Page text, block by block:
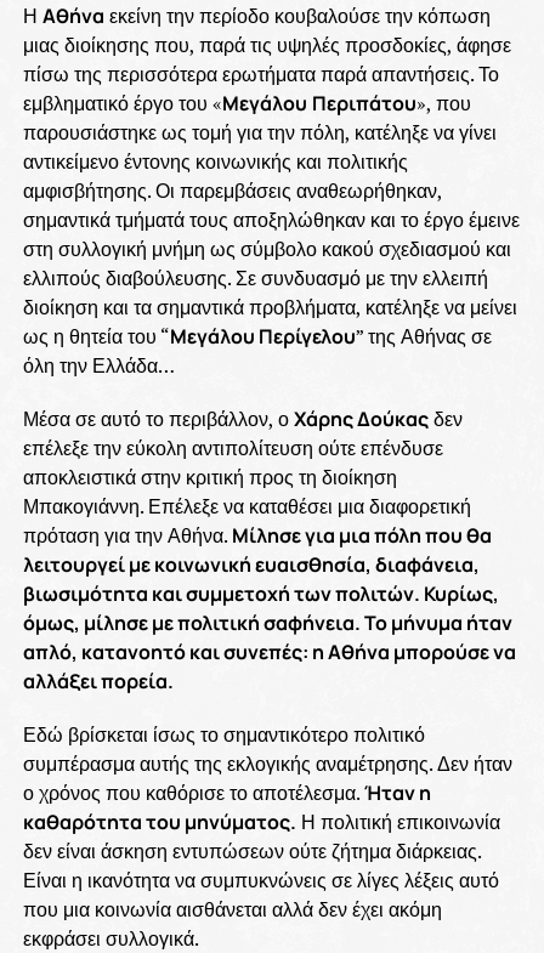
Η Αθήνα εκείνη την περίοδο κουβαλούσε την κόπωση
μιας διοίκησης που, παρά τις υψηλές προσδοκίες, άφησε
πίσω της περισσότερα ερωτήματα παρά απαντήσεις. Το
εμβληματικό έργο του «Μεγάλου Περιπάτου», που
παρουσιάστηκε ως τομή για την πόλη, κατέληξε να γίνει
αντικείμενο έντονης κοινωνικής και πολιτικής
αμφισβήτησης. Οι παρεμβάσεις αναθεωρήθηκαν,
σημαντικά τμήματά τους αποξηλώθηκαν και το έργο έμεινε
στη συλλογική μνήμη ως σύμβολο κακού σχεδιασμού και
ελλιπούς διαβούλευσης. Σε συνδυασμό με την ελλειπή
διοίκηση και τα σημαντικά προβλήματα, κατέληξε να μείνει
ως η θητεία του “Μεγάλου Περίγελου” της Αθήνας σε
όλη την Ελλάδα…
Μέσα σε αυτό το περιβάλλον, οΧάρης Δούκαςδεν
επέλεξε την εύκολη αντιπολίτευση ούτε επένδυσε
αποκλειστικά στην κριτική προς τη διοίκηση
Μπακογιάννη. Επέλεξε να καταθέσει μια διαφορετική
πρόταση για την Αθήνα. Μίλησε για μια πόλη που θα
λειτουργεί με κοινωνική ευαισθησία, διαφάνεια,
βιωσιμότητα και συμμετοχή των πολιτών. Κυρίως,
όμως, μίλησε με πολιτική σαφήνεια. Το μήνυμα ήταν
απλό, κατανοητό και συνεπές: η Αθήνα μπορούσε να
αλλάξει πορεία.
Εδώ βρίσκεται ίσως το σημαντικότερο πολιτικό
συμπέρασμα αυτής της εκλογικής αναμέτρησης. Δεν ήταν
ο χρόνος που καθόρισε το αποτέλεσμα.Ήταν η
καθαρότητα του μηνύματος. Η πολιτική επικοινωνία
δεν είναι άσκηση εντυπώσεων ούτε ζήτημα διάρκειας.
Είναι η ικανότητα να συμπυκνώνεις σε λίγες λέξεις αυτό
που μια κοινωνία αισθάνεται αλλά δεν έχει ακόμη
εκφράσει συλλογικά.